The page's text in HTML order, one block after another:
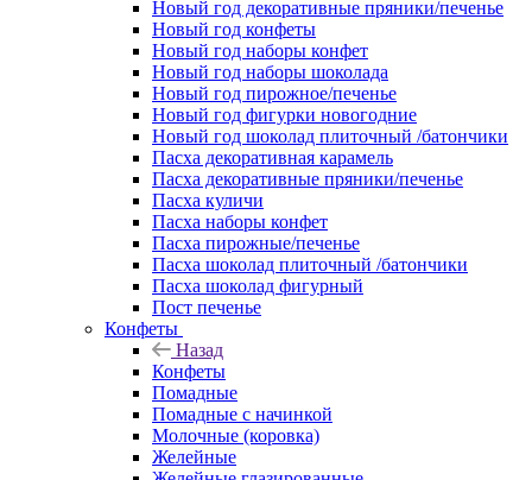
Новый год декоративные пряники/печенье
Новый год конфеты
Новый год наборы конфет
Новый год наборы шоколада
Новый год пирожное/печенье
Новый год фигурки новогодние
Новый год шоколад плиточный /батончики
Пасха декоративная карамель
Пасха декоративные пряники/печенье
Пасха куличи
Пасха наборы конфет
Пасха пирожные/печенье
Пасха шоколад плиточный /батончики
Пасха шоколад фигурный
Пост печенье
Конфеты
Назад
Конфеты
Помадные
Помадные с начинкой
Молочные (коровка)
Желейные